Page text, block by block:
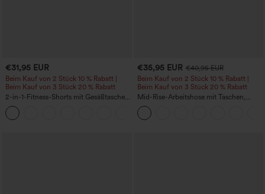
€31,95 EUR
Beim Kauf von 2 Stück 10 % Rabatt |
Beim Kauf von 3 Stück 20 % Rabatt
2-in-1-Fitness-Shorts mit Gesäßtasche
und seitlicher versteckter Tasche 6,3 cm
€35,95 EUR €40,95 EUR
Beim Kauf von 2 Stück 10 % Rabatt |
Beim Kauf von 3 Stück 20 % Rabatt
Mid-Rise-Arbeitshose mit Taschen,
Barrel-Leg und weiter Passform